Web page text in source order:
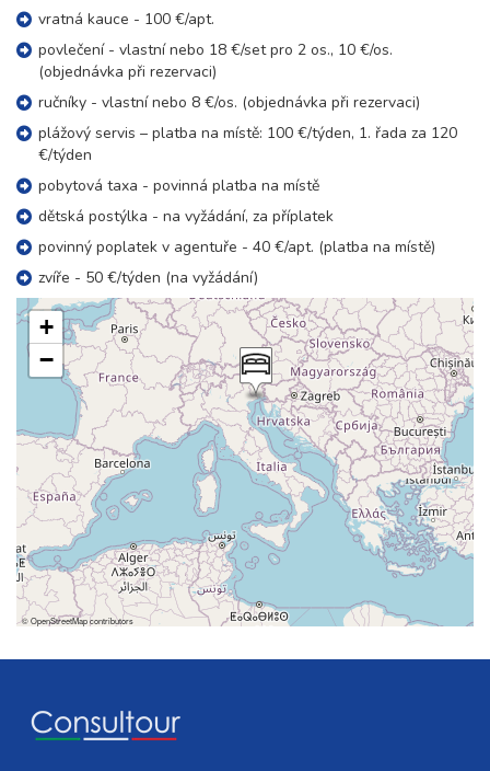
vratná kauce - 100 €/apt.
povlečení - vlastní nebo 18 €/set pro 2 os., 10 €/os.
(objednávka při rezervaci)
ručníky - vlastní nebo 8 €/os. (objednávka při rezervaci)
plážový servis – platba na místě: 100 €/týden, 1. řada za 120
€/týden
pobytová taxa - povinná platba na místě
dětská postýlka - na vyžádání, za příplatek
povinný poplatek v agentuře - 40 €/apt. (platba na místě)
zvíře - 50 €/týden (na vyžádání)
+
−
©OpenStreetMapcontributors